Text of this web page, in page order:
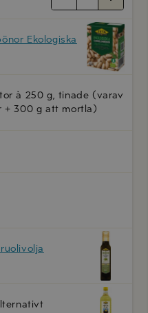
Ekologiska
à 250 g, tinade (varav
+ 300 g att mortla)